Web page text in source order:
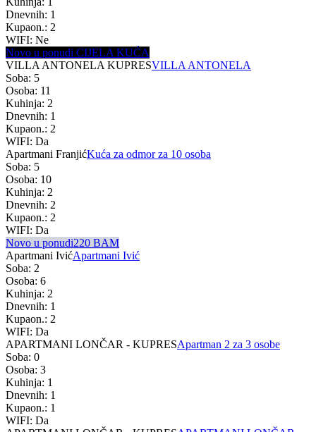
Dnevnih: 1
Kupaon.: 2
WIFI: Ne
Novo u ponudi CIJELA KUĆA
VILLA ANTONELA KUPRESVILLA ANTONELA
Soba: 5
Osoba: 11
Kuhinja: 2
Dnevnih: 1
Kupaon.: 2
WIFI: Da
Apartmani FranjićKuća za odmor za 10 osoba
Soba: 5
Osoba: 10
Kuhinja: 2
Dnevnih: 2
Kupaon.: 2
WIFI: Da
Novo u ponudi220 BAM
Apartmani IvićApartmani Ivić
Soba: 2
Osoba: 6
Kuhinja: 2
Dnevnih: 1
Kupaon.: 2
WIFI: Da
APARTMANI LONČAR - KUPRESApartman 2 za 3 osobe
Soba: 0
Osoba: 3
Kuhinja: 1
Dnevnih: 1
Kupaon.: 1
WIFI: Da